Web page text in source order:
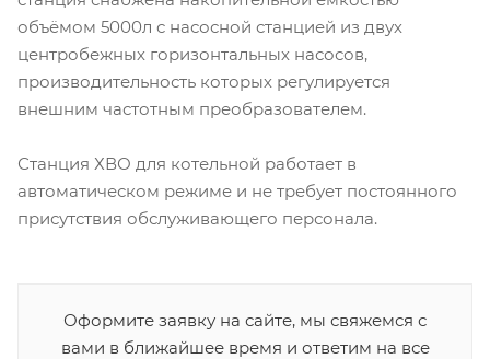
объёмом 5000л с насосной станцией из двух
центробежных горизонтальных насосов,
производительность которых регулируется
внешним частотным преобразователем.
Станция ХВО для котельной работает в
автоматическом режиме и не требует постоянного
присутствия обслуживающего персонала.
Оформите заявку на сайте, мы свяжемся с
вами в ближайшее время и ответим на все